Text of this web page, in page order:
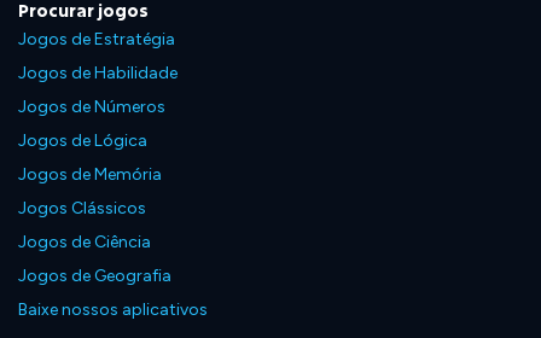
Procurar jogos
Jogos de Estratégia
Jogos de Habilidade
Jogos de Números
Jogos de Lógica
Jogos de Memória
Jogos Clássicos
Jogos de Ciência
Jogos de Geografia
Baixe nossos aplicativos